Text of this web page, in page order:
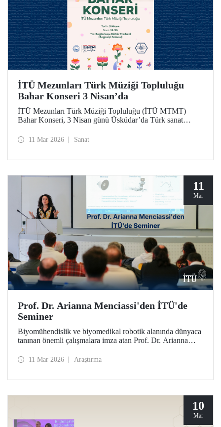
İTÜ Mezunları Türk Müziği Topluluğu
Bahar Konseri 3 Nisan’da
İTÜ Mezunları Türk Müziği Topluluğu (İTÜ MTMT)
Bahar Konseri, 3 Nisan günü Üsküdar’da Türk sanat
akşam yaşatacak.
11 Mar 2026 Sanat
11
Mar
Prof. Dr. Arianna Menciassi'den İTÜ'de
Seminer
Biyomühendislik ve biyomedikal robotik alanında dünyaca
tanınan önemli çalışmalara imza atan Prof. Dr. Arianna
Rigid to Soft and Wireless Solutions” başlıklı semineriyle
11 Mar 2026 Araştırma
10
Mar